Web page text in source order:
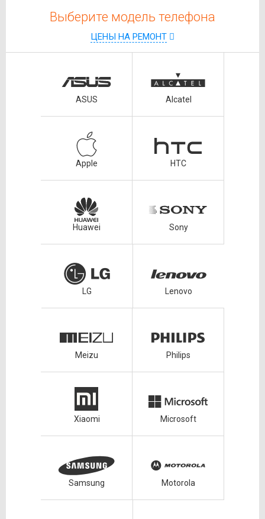
Выберите модель телефона
ЦЕНЫ НА РЕМОНТ
ASUS Alcatel
Apple HTC
Huawei Sony
LG Lenovo
Meizu Philips
Xiaomi Microsoft
Samsung Motorola